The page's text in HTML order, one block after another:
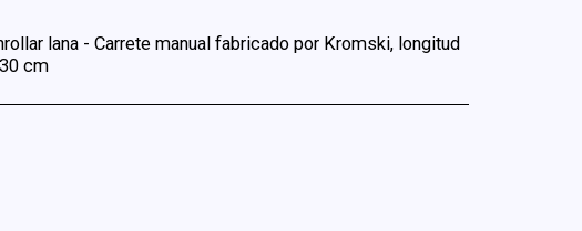
lana - Carrete manual fabricado por Kromski, longitud
cm